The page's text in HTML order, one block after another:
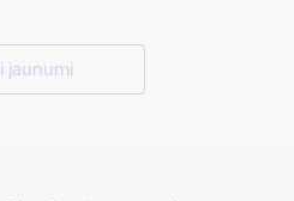
jaunumi